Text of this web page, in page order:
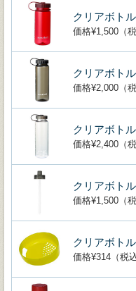
クリアボト
価格¥1,500（税
クリアボト
価格¥2,000（税
クリアボト
価格¥2,400（税
クリアボト
価格¥1,500（税
クリアボト
価格¥314（税込